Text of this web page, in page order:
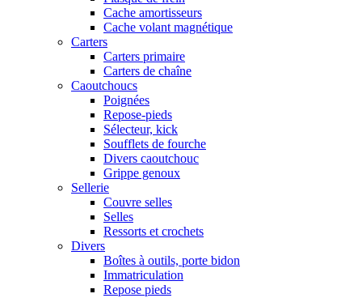
Cache amortisseurs
Cache volant magnétique
Carters
Carters primaire
Carters de chaîne
Caoutchoucs
Poignées
Repose-pieds
Sélecteur, kick
Soufflets de fourche
Divers caoutchouc
Grippe genoux
Sellerie
Couvre selles
Selles
Ressorts et crochets
Divers
Boîtes à outils, porte bidon
Immatriculation
Repose pieds